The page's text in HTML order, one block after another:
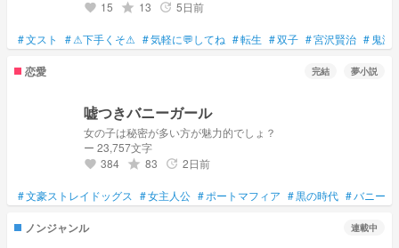
favorite 15 grade 13 update 5日前
#文スト #⚠下手くそ⚠ #気軽に💬してね #転生 #双子 #宮沢賢治 # 鬼滅
恋愛 完結 夢小説
嘘つきバニーガール
女の子は秘密が多い方が魅力的でしょ？
ー 23,757文字
favorite 384 grade 83 update 2日前
#文豪ストレイドッグス #女主人公 #ポートマフィア #黒の時代 #バニーガ
ノンジャンル 連載中